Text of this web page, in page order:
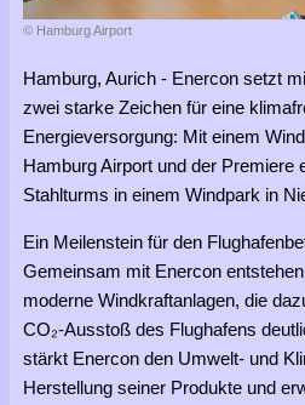
© Hamburg Airport
Hamburg, Aurich - Enercon setzt
zwei starke Zeichen für eine
Energieversorgung: Mit einem
Hamburg Airport und der Premiere
Stahlturms in einem Windpark in
Ein Meilenstein für den
Gemeinsam mit Enercon
moderne Windkraftanlagen, die
CO₂-Ausstoß des Flughafens
stärkt Enercon den Umwelt- und
Herstellung seiner Produkte und